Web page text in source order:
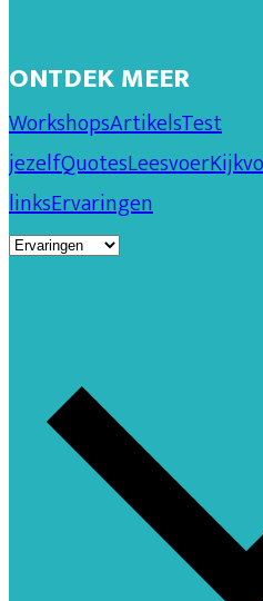
ONTDEK MEER
WorkshopsArtikelsTest
jezelfQuotesLeesvoer
linksErvaringen